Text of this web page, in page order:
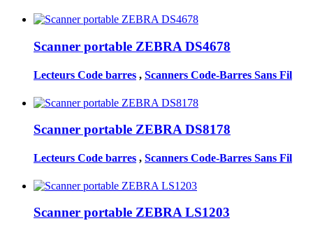
Scanner portable ZEBRA DS4678
Lecteurs Code barres , Scanners Code-Barres Sans Fil
Scanner portable ZEBRA DS8178
Lecteurs Code barres , Scanners Code-Barres Sans Fil
Scanner portable ZEBRA LS1203